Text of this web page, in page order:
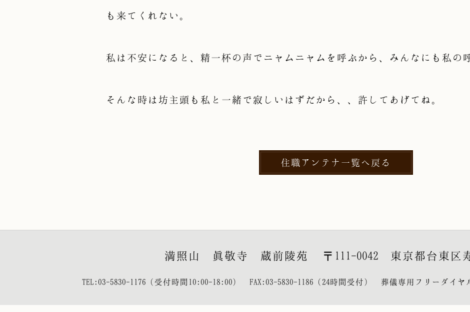
も来てくれない。
私は不安になると、精一杯の声でニャムニャムを呼ぶから、みんなにも私の
そんな時は坊主頭も私と一緒で寂しいはずだから、、許してあげてね。
住職アンテナ一覧へ戻る
満照山 眞敬寺 蔵前陵苑 〒111-0042 東京都台東区
TEL: 03-5830-1176 （受付時間10:00-18:00） FAX:03-5830-1186（24時間受付） 葬儀専用フリーダイ